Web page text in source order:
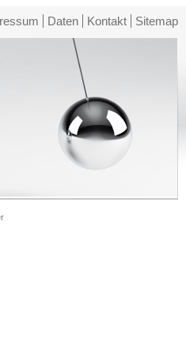
Daten Kontakt Sitemap